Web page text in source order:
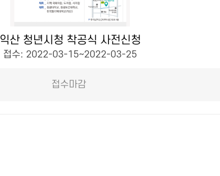
익산 청년시청 착공식 사전신청
접수: 2022-03-15~2022-03-25
접수마감